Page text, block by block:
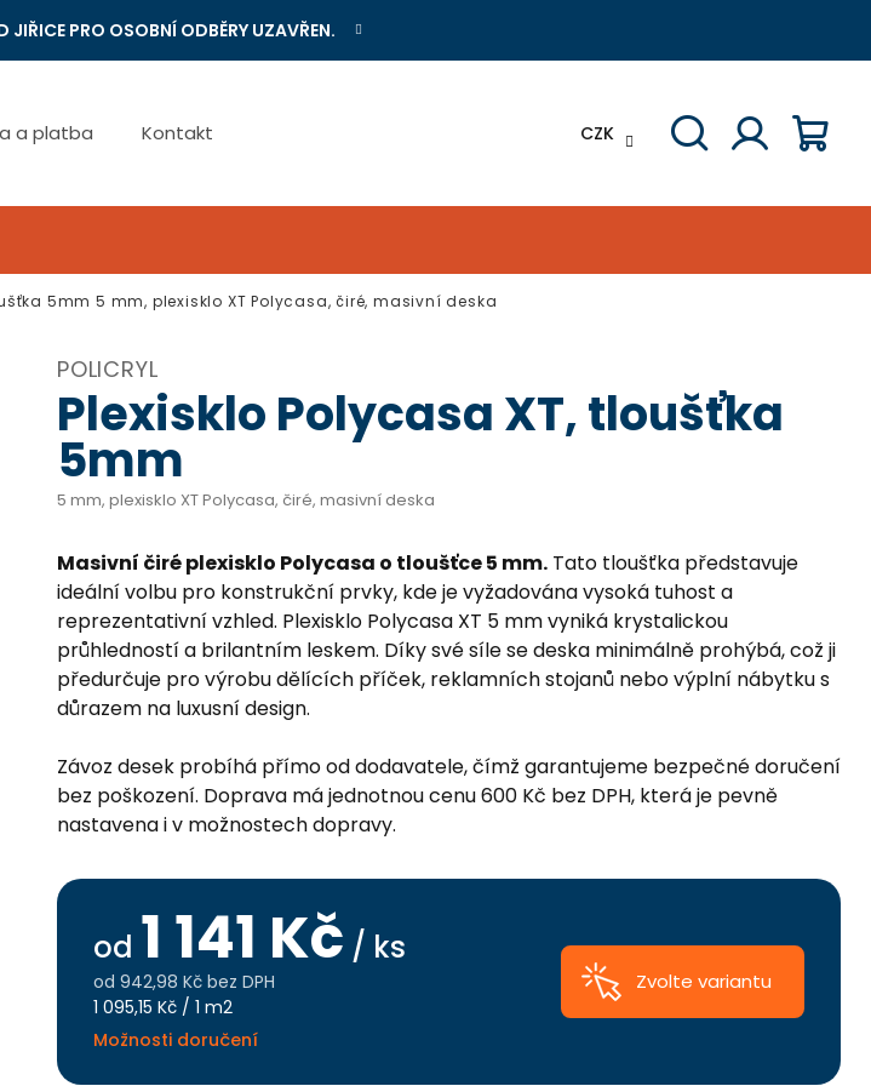
JIŘICE PRO OSOBNÍ ODBĚRY UZAVŘEN.
CZK
a platba Kontakt
5mm 5 mm, plexisklo XT Polycasa, čiré, masivní deska
POLICRYL
Plexisklo Polycasa XT, tloušťka
5mm
5 mm, plexisklo XT Polycasa, čiré, masivní deska
Masivní čiré plexisklo Polycasa o tloušťce 5 mm. Tato tloušťka představuje
ideální volbu pro konstrukční prvky, kde je vyžadována vysoká tuhost a
reprezentativní vzhled. Plexisklo Polycasa XT 5 mm vyniká krystalickou
průhledností a brilantním leskem. Díky své síle se deska minimálně prohýbá, což ji
předurčuje pro výrobu dělících příček, reklamních stojanů nebo výplní nábytku s
důrazem na luxusní design.
Závoz desek probíhá přímo od dodavatele, čímž garantujeme bezpečné doručení
bez poškození. Doprava má jednotnou cenu 600 Kč bez DPH, která je pevně
nastavena i v možnostech dopravy.
Zvolte variantu
od 1 141 Kč / ks
od 942,98 Kč bez DPH
Měrná
cena:
1 095,15 Kč / 1 m2
Možnosti doručení